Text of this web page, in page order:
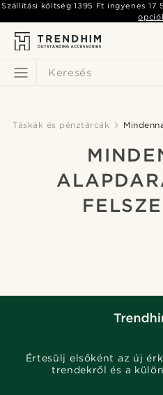
Keresés
Szállítási költség1395 Ft ingyenes 17
Táskák és pénztárcák
Értesülj elsőként az új
trendekről és a